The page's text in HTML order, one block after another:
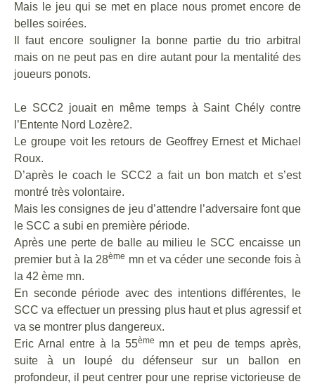
Mais le jeu qui se met en place nous promet encore de
belles soirées.
Il faut encore souligner la bonne partie du trio arbitral
mais on ne peut pas en dire autant pour la mentalité des
joueurs ponots.
Le SCC2 jouait en même temps à Saint Chély contre
l’Entente Nord Lozère2.
Le groupe voit les retours de Geoffrey Ernest et Michael
Roux.
D’après le coach le SCC2 a fait un bon match et s’est
montré très volontaire.
Mais les consignes de jeu d’attendre l’adversaire font que
le SCC a subi en première période.
Après une perte de balle au milieu le SCC encaisse un
premier but à la 28ème mn et va céder une seconde fois à
la 42 ème mn.
En seconde période avec des intentions différentes, le
SCC va effectuer un pressing plus haut et plus agressif et
va se montrer plus dangereux.
Eric Arnal entre à la 55ème mn et peu de temps après,
suite à un loupé du défenseur sur un ballon en
profondeur, il peut centrer pour une reprise victorieuse de